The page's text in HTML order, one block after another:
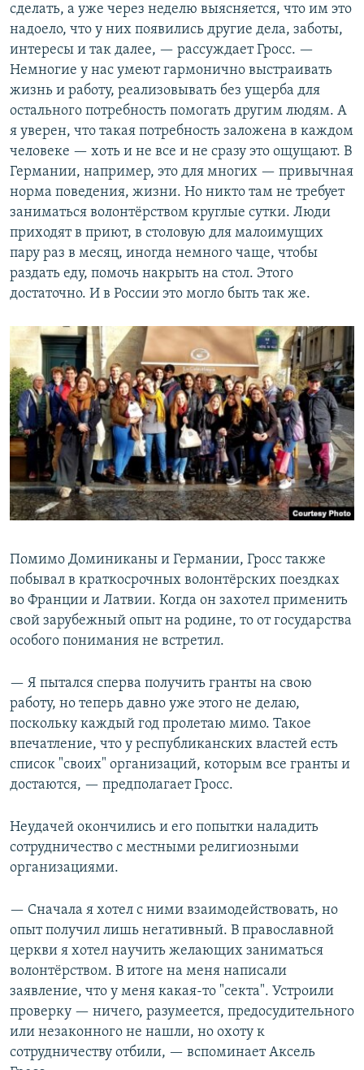
сделать, а уже через неделю выясняется, что им это
надоело, что у них появились другие дела, заботы,
интересы и так далее, — рассуждает Гросс. —
Немногие у нас умеют гармонично выстраивать
жизнь и работу, реализовывать без ущерба для
остального потребность помогать другим людям. А
я уверен, что такая потребность заложена в каждом
человеке — хоть и не все и не сразу это ощущают. В
Германии, например, это для многих — привычная
норма поведения, жизни. Но никто там не требует
заниматься волонтёрством круглые сутки. Люди
приходят в приют, в столовую для малоимущих
пару раз в месяц, иногда немного чаще, чтобы
раздать еду, помочь накрыть на стол. Этого
достаточно. И в России это могло быть так же.
Помимо Доминиканы и Германии, Гросс также
побывал в краткосрочных волонтёрских поездках
во Франции и Латвии. Когда он захотел применить
свой зарубежный опыт на родине, то от государства
особого понимания не встретил.
— Я пытался сперва получить гранты на свою
работу, но теперь давно уже этого не делаю,
поскольку каждый год пролетаю мимо. Такое
впечатление, что у республиканских властей есть
список "своих" организаций, которым все гранты и
достаются, — предполагает Гросс.
Неудачей окончились и его попытки наладить
сотрудничество с местными религиозными
организациями.
— Сначала я хотел с ними взаимодействовать, но
опыт получил лишь негативный. В православной
церкви я хотел научить желающих заниматься
волонтёрством. В итоге на меня написали
заявление, что у меня какая-то "секта". Устроили
проверку — ничего, разумеется, предосудительного
или незаконного не нашли, но охоту к
сотрудничеству отбили, — вспоминает Аксель